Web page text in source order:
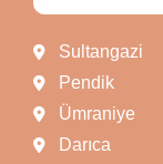
Sultangazi
Pendik
Ümraniye
Darıca